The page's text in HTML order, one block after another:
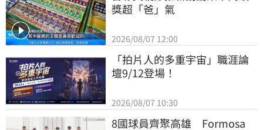
獎超「爸」氣
2026/08/07 12:00
「拍片人的多重宇宙」職涯論
壇9/12登場！
2026/08/07 10:30
8國球員齊聚高雄　Formosa